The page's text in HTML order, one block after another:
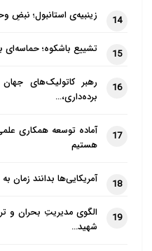
14 زینبیه‌ی استانبول؛
15 تشییع باشکوه؛
16
رهبر کاتولیک‌های
برده‌داری،…
17
آماده توسعه همکاری
هستیم
18 آمریکایی‌ها بدانند
19
الگوی مدیریتِ بحران و
شهید…